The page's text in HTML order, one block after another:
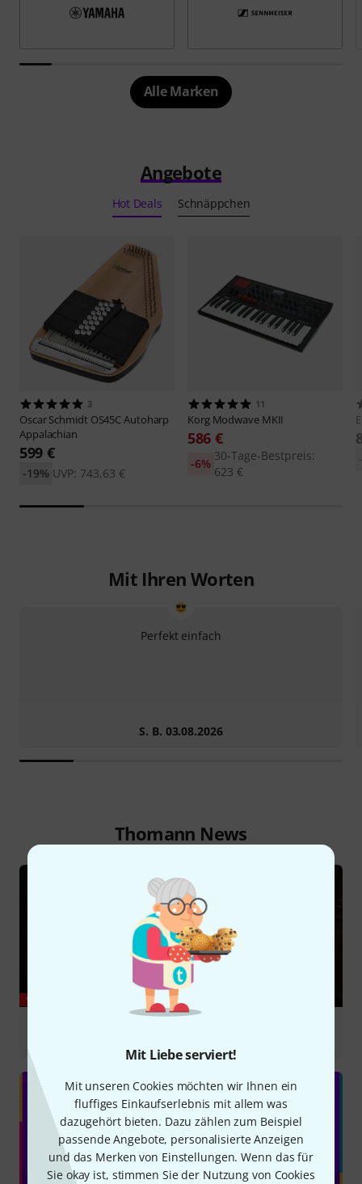
Mit Liebe serviert!
Mit unseren Cookies möchten wir Ihnen ein
fluffiges Einkaufserlebnis mit allem was
dazugehört bieten. Dazu zählen zum Beispiel
passende Angebote, personalisierte Anzeigen
und das Merken von Einstellungen. Wenn das für
Sie okay ist, stimmen Sie der Nutzung von Cookies
Alle Marken
Angebote
Hot Deals Schnäppchen
3
Oscar Schmidt OS45C Autoharp
Appalachian
599 €
UVP: 743,63 €
-19%
11
Korg Modwave MKII
586 €
30-Tage-Bestpreis:
623 €
-6%
Mit Ihren Worten
Perfekt einfach
S. B. 03.08.2026
Thomann News
YOUTUBE